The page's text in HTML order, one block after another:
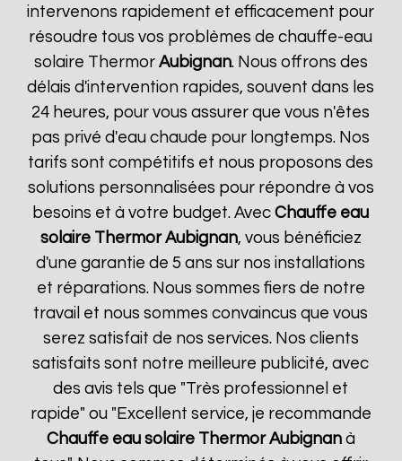
intervenons rapidement et efficacement pour
résoudre tous vos problèmes de chauffe-eau
solaire Thermor Aubignan. Nous offrons des
délais d'intervention rapides, souvent dans les
24 heures, pour vous assurer que vous n'êtes
pas privé d'eau chaude pour longtemps. Nos
tarifs sont compétitifs et nous proposons des
solutions personnalisées pour répondre à vos
besoins et à votre budget. AvecChauffe eau
solaire Thermor Aubignan, vous bénéficiez
d'une garantie de 5 ans sur nos installations
et réparations. Nous sommes fiers de notre
travail et nous sommes convaincus que vous
serez satisfait de nos services. Nos clients
satisfaits sont notre meilleure publicité, avec
des avis tels que "Très professionnel et
rapide" ou "Excellent service, je recommande
Chauffe eau solaire Thermor Aubignanà